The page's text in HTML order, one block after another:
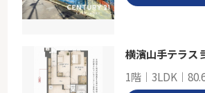
神奈川県横浜市
横濱山手テラス
1階｜3LDK｜